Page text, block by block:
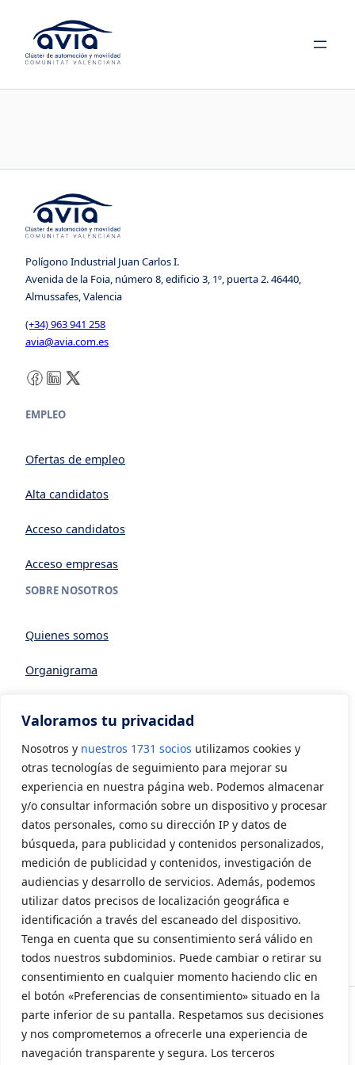
Valoramos tu privacidad
Nosotros y nuestros 1731 socios utilizamos cookies y
otras tecnologías de seguimiento para mejorar su
experiencia en nuestra página web. Podemos almacenar
y/o consultar información sobre un dispositivo y procesar
datos personales, como su dirección IP y datos de
búsqueda, para publicidad y contenidos personalizados,
medición de publicidad y contenidos, investigación de
audiencias y desarrollo de servicios. Además, podemos
utilizar datos precisos de localización geográfica e
identificación a través del escaneado del dispositivo.
Tenga en cuenta que su consentimiento será válido en
todos nuestros subdominios. Puede cambiar o retirar su
consentimiento en cualquier momento haciendo clic en
el botón «Preferencias de consentimiento» situado en la
parte inferior de su pantalla. Respetamos sus decisiones
y nos comprometemos a ofrecerle una experiencia de
navegación transparente y segura. Los terceros
contenido
Polígono Industrial Juan Carlos I.
Avenida de la Foia, número 8, edificio 3, 1º, puerta 2. 46440,
Almussafes, Valencia
(+34) 963 941 258
avia@avia.com.es
Facebook LinkedIn X
EMPLEO
Ofertas de empleo
Alta candidatos
Acceso candidatos
Acceso empresas
SOBRE NOSOTROS
Quienes somos
Organigrama
Asociarse a AVIA
CONTACTO
Contacto
LEGAL
Aviso Legal
Política de privacidad
Política de cookies